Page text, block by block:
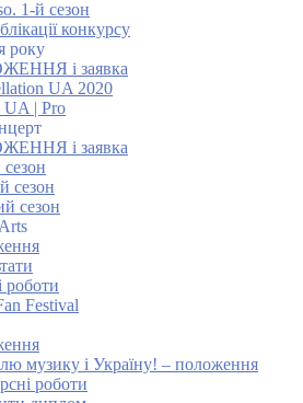
1-й сезон
конкурсу
року
і заявка
UA 2020
UA | Pro
і заявка
сезон
сезон
сезон
роботи
Festival
музику і Україну! – положення
роботи